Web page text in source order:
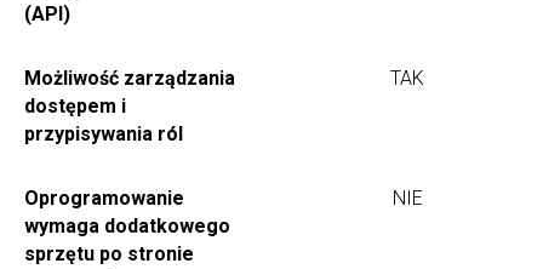
(API)
Możliwość zarządzania
dostępem i
przypisywania ról
TAK
Oprogramowanie
wymaga dodatkowego
sprzętu po stronie
NIE